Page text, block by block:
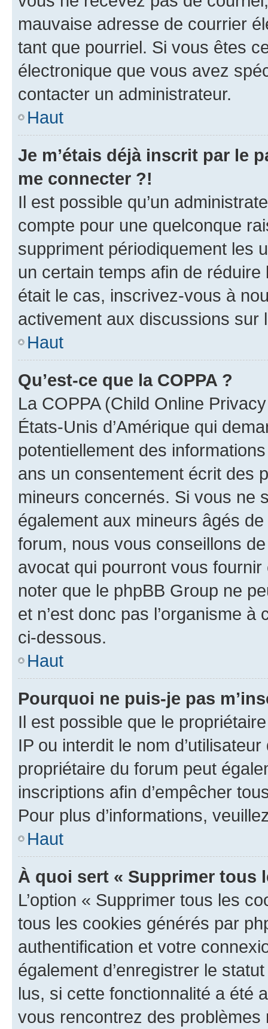
mauvaise adresse de courrier
tant que pourriel. Si vous êtes
électronique que vous avez
contacter un administrateur.
Haut
Je m’étais déjà inscrit par le
me connecter ?!
Il est possible qu’un
compte pour une quelconque
suppriment périodiquement les
un certain temps afin de
était le cas, inscrivez-vous à
activement aux discussions sur
Haut
Qu’est-ce que la COPPA ?
La COPPA (Child Online
États-Unis d’Amérique qui
potentiellement des
ans un consentement écrit des
mineurs concernés. Si vous ne
également aux mineurs âgés
forum, nous vous conseillons
avocat qui pourront vous
noter que le phpBB Group ne
et n’est donc pas l’organisme
ci-dessous.
Haut
Pourquoi ne puis-je pas
Il est possible que le
IP ou interdit le nom
propriétaire du forum peut
inscriptions afin d’empêcher
Pour plus d’informations,
Haut
À quoi sert « Supprimer tous
L’option « Supprimer tous les
tous les cookies générés par
authentification et votre
également d’enregistrer le
lus, si cette fonctionnalité a été
vous rencontrez des